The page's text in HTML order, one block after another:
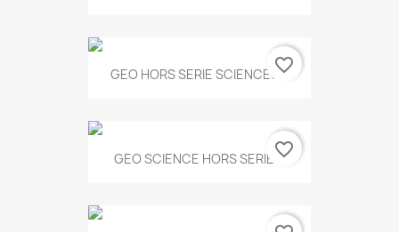
GEO HORS SERIE SCIENCES...
favorite_border
GEO SCIENCE HORS SERIE...favorite_border